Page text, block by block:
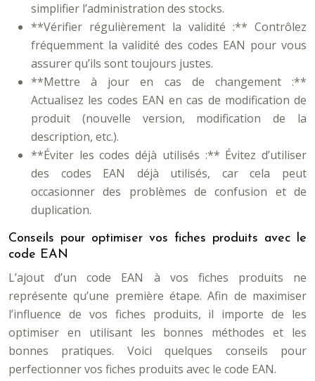
simplifier l’administration des stocks.
**Vérifier régulièrement la validité :** Contrôlez
fréquemment la validité des codes EAN pour vous
assurer qu’ils sont toujours justes.
**Mettre à jour en cas de changement :**
Actualisez les codes EAN en cas de modification de
produit (nouvelle version, modification de la
description, etc.).
**Éviter les codes déjà utilisés :** Évitez d’utiliser
des codes EAN déjà utilisés, car cela peut
occasionner des problèmes de confusion et de
duplication.
Conseils pour optimiser vos fiches produits avec le
code EAN
L’ajout d’un code EAN à vos fiches produits ne
représente qu’une première étape. Afin de maximiser
l’influence de vos fiches produits, il importe de les
optimiser en utilisant les bonnes méthodes et les
bonnes pratiques. Voici quelques conseils pour
perfectionner vos fiches produits avec le code EAN.